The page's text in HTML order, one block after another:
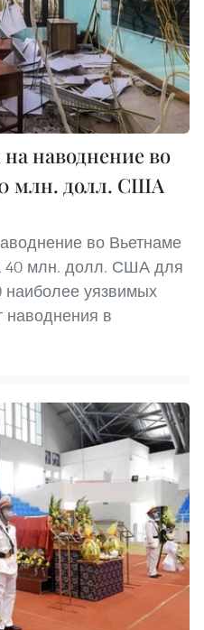
наводнение во
млн. долл. США
во Вьетнаме
40 млн. долл. США для
наиболее уязвимых
наводнения в